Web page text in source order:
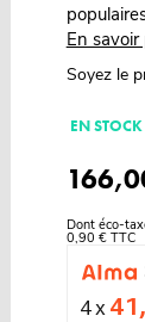
En savoir
Soyez le
EN STOCK
Dont éco-
0,90 € TTC
4 x